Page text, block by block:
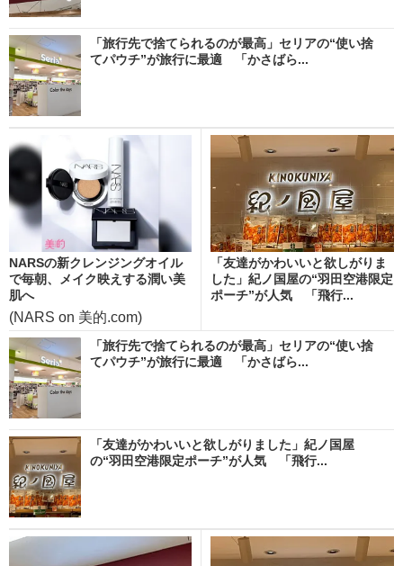
「旅行先で捨てられるのが最高」セリアの“使い捨
てパウチ”が旅行に最適 「かさばら...
NARSの新クレンジングオイル
で毎朝、メイク映えする潤い美
肌へ
(NARS on 美的.com)
「友達がかわいいと欲しがりま
した」紀ノ国屋の“羽田空港限定
ポーチ”が人気 「飛行...
「旅行先で捨てられるのが最高」セリアの“使い捨
てパウチ”が旅行に最適 「かさばら...
「友達がかわいいと欲しがりました」紀ノ国屋
の“羽田空港限定ポーチ”が人気 「飛行...